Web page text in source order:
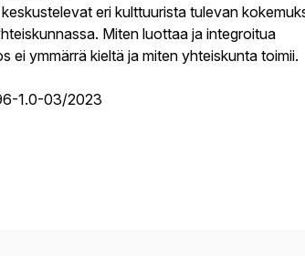
eri kulttuurista tulevan
Miten luottaa ja integroitua
ei ymmärrä kieltä ja miten yhteiskunta toimii.
1.0-03/2023